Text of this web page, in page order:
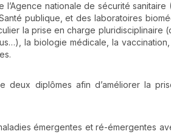
nationale de sécurité sanitaire
publique, et des laboratoires
la prise en charge pluridisciplinaire
la biologie médicale, la
diplômes afin d’améliorer la
émergentes et ré-émergentes